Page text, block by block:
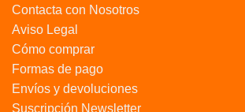
Contacta con Nosotros
Aviso Legal
Cómo comprar
Formas de pago
Envíos y devoluciones
Suscripción Newsletter